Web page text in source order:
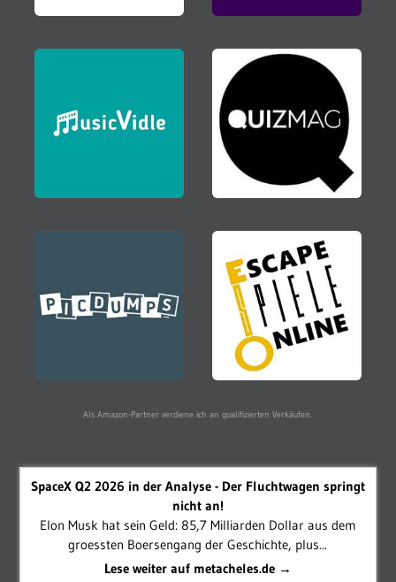
Als Amazon-Partner verdiene ich an qualifizierten Verkäufen.
SpaceX Q2 2026 in der Analyse - Der Fluchtwagen springt
nicht an!
Elon Musk hat sein Geld: 85,7 Milliarden Dollar aus dem
groessten Boersengang der Geschichte, plus...
Lese weiter auf metacheles.de →